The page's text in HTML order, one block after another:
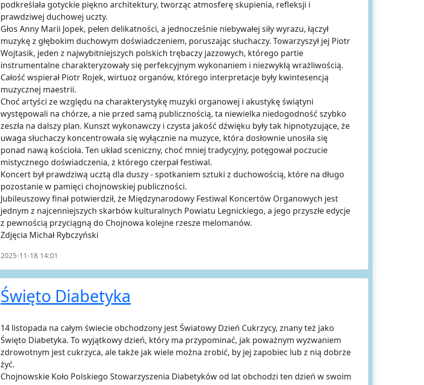
podkreślała gotyckie piękno architektury, tworząc atmosferę skupienia, refleksji i
prawdziwej duchowej uczty.
Głos Anny Marii Jopek, pełen delikatności, a jednocześnie niebywałej siły wyrazu, łączył
muzykę z głębokim duchowym doświadczeniem, poruszając słuchaczy. Towarzyszył jej Piotr
Wojtasik, jeden z najwybitniejszych polskich trębaczy jazzowych, którego partie
instrumentalne charakteryzowały się perfekcyjnym wykonaniem i niezwykłą wrażliwością.
Całość wspierał Piotr Rojek, wirtuoz organów, którego interpretacje były kwintesencją
muzycznej maestrii.
Choć artyści ze względu na charakterystykę muzyki organowej i akustykę świątyni
występowali na chórze, a nie przed samą publicznością, ta niewielka niedogodność szybko
zeszła na dalszy plan. Kunszt wykonawczy i czysta jakość dźwięku były tak hipnotyzujące, że
uwaga słuchaczy koncentrowała się wyłącznie na muzyce, która dosłownie unosiła się
ponad nawą kościoła. Ten układ sceniczny, choć mniej tradycyjny, potęgował poczucie
mistycznego doświadczenia, z którego czerpał festiwal.
Koncert był prawdziwą ucztą dla duszy - spotkaniem sztuki z duchowością, które na długo
pozostanie w pamięci chojnowskiej publiczności.
Jubileuszowy finał potwierdził, że Międzynarodowy Festiwal Koncertów Organowych jest
jednym z najcenniejszych skarbów kulturalnych Powiatu Legnickiego, a jego przyszłe edycje
z pewnością przyciągną do Chojnowa kolejne rzesze melomanów.
Zdjęcia Michał Rybczyński
2025-11-18 14:01
Święto Diabetyka
14 listopada na całym świecie obchodzony jest Światowy Dzień Cukrzycy, znany też jako
Święto Diabetyka. To wyjątkowy dzień, który ma przypominać, jak poważnym wyzwaniem
zdrowotnym jest cukrzyca, ale także jak wiele można zrobić, by jej zapobiec lub z nią dobrze
żyć.
Chojnowskie Koło Polskiego Stowarzyszenia Diabetyków od lat obchodzi ten dzień w swoim